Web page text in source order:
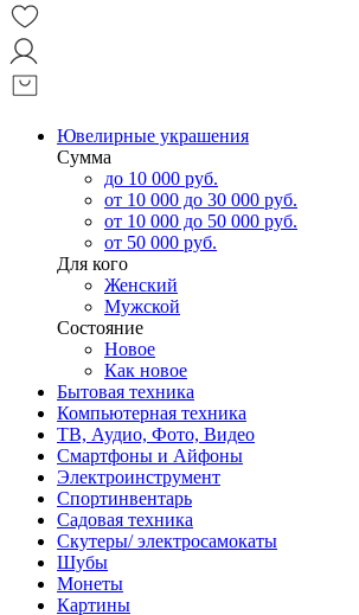
Ювелирные украшения
Сумма
до 10 000 руб.
от 10 000 до 30 000 руб.
от 10 000 до 50 000 руб.
от 50 000 руб.
Для кого
Женский
Мужской
Состояние
Новое
Как новое
Бытовая техника
Компьютерная техника
ТВ, Аудио, Фото, Видео
Смартфоны и Айфоны
Электроинструмент
Спортинвентарь
Садовая техника
Скутеры/ электросамокаты
Шубы
Монеты
Картины